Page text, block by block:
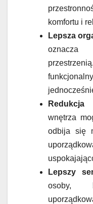
komfortu i
Lepsza
oznacza
Redukcja
wnętrza
odbija się
Lepszy
osoby,